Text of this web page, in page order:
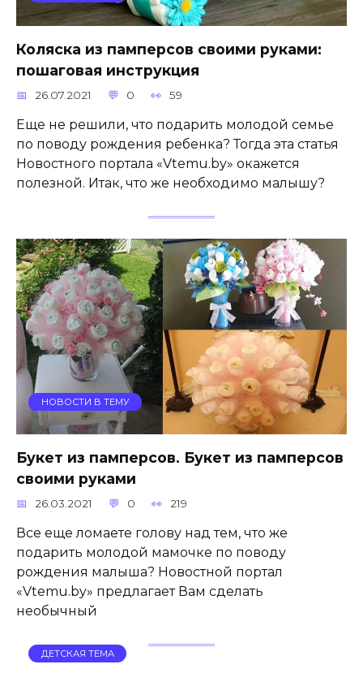
Коляска из памперсов своими руками:
пошаговая инструкция
26.07.2021 0 59
Еще не решили, что подарить молодой семье
по поводу рождения ребенка? Тогда эта статья
Новостного портала «Vtemu.by» окажется
полезной. Итак, что же необходимо малышу?
НОВОСТИ В ТЕМУ
Букет из памперсов. Букет из памперсов
своими руками
26.03.2021 0 219
Все еще ломаете голову над тем, что же
подарить молодой мамочке по поводу
рождения малыша? Новостной портал
«Vtemu.by» предлагает Вам сделать
необычный
ДЕТСКАЯ ТЕМА